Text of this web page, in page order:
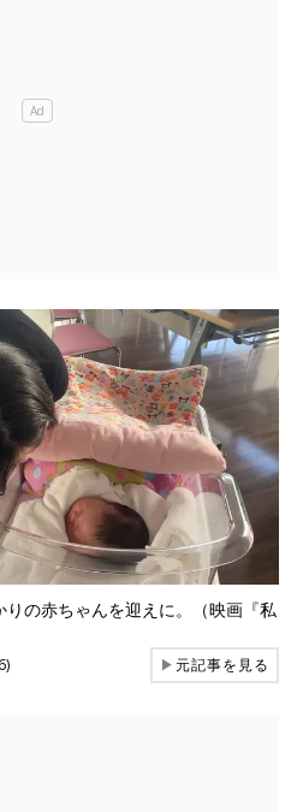
の赤ちゃんを迎えに。（映画『私
▶元記事を見る